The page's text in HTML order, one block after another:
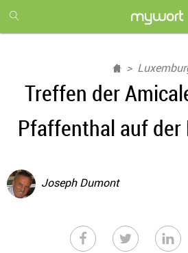
month
free
Treffen der
Pfaffenthal auf der
Joseph Dumont